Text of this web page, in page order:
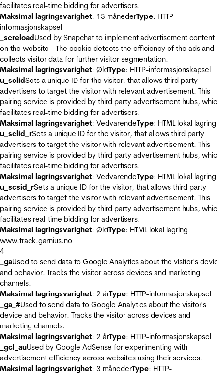
facilitates real-time bidding for advertisers.
Maksimal lagringsvarighet: 13 månederType: HTTP-
informasjonskapsel
_screloadUsed by Snapchat to implement advertisement content
on the website - The cookie detects the efficiency of the ads and
collects visitor data for further visitor segmentation.
Maksimal lagringsvarighet: ØktType: HTTP-informasjonskapsel
u_sclidSets a unique ID for the visitor, that allows third party
advertisers to target the visitor with relevant advertisement. This
pairing service is provided by third party advertisement hubs,
facilitates real-time bidding for advertisers.
Maksimal lagringsvarighet: VedvarendeType: HTML lokal lagring
u_sclid_rSets a unique ID for the visitor, that allows third party
advertisers to target the visitor with relevant advertisement. This
pairing service is provided by third party advertisement hubs,
facilitates real-time bidding for advertisers.
Maksimal lagringsvarighet: VedvarendeType: HTML lokal lagring
u_scsid_rSets a unique ID for the visitor, that allows third party
advertisers to target the visitor with relevant advertisement. This
pairing service is provided by third party advertisement hubs,
facilitates real-time bidding for advertisers.
Maksimal lagringsvarighet: ØktType: HTML lokal lagring
www.track.garnius.no
4
_gaUsed to send data to Google Analytics about the visitor's
and behavior. Tracks the visitor across devices and marketing
channels.
Maksimal lagringsvarighet: 2 årType: HTTP-informasjonskapsel
_ga_#Used to send data to Google Analytics about the visitor's
device and behavior. Tracks the visitor across devices and
marketing channels.
Maksimal lagringsvarighet: 2 årType: HTTP-informasjonskapsel
_gcl_auUsed by Google AdSense for experimenting with
advertisement efficiency across websites using their services.
Maksimal lagringsvarighet: 3 månederType: HTTP-